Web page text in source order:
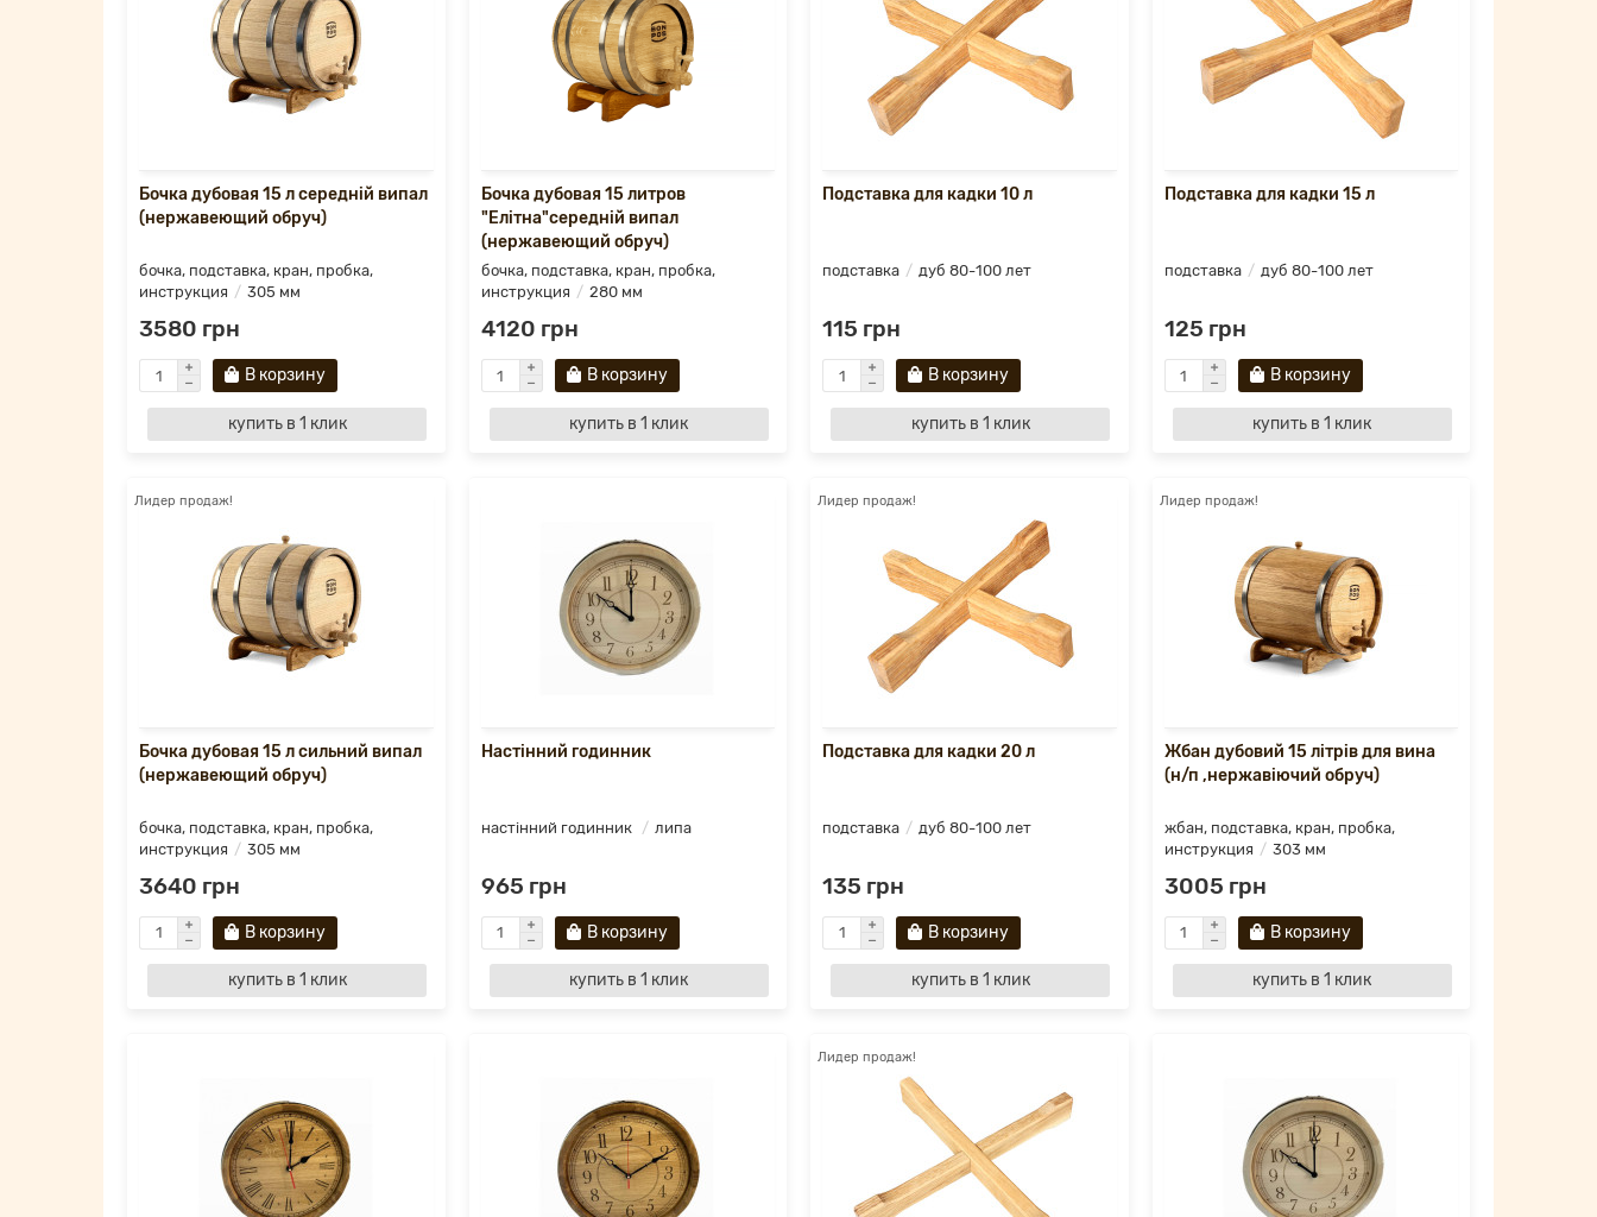
Бочка дубовая 15 л середній випал
(нержавеющий обруч)
бочка, подставка, кран, пробка,
инструкция
305 мм
3580 грн
В корзину
купить в 1 клик
Бочка дубовая 15 литров
"Елітна"середній випал
(нержавеющий обруч)
бочка, подставка, кран, пробка,
инструкция
280 мм
4120 грн
В корзину
купить в 1 клик
Подставка для кадки 10 л
подставка дуб 80-100 лет
115 грн
В корзину
купить в 1 клик
Подставка для кадки 15 л
подставка дуб 80-100 лет
125 грн
В корзину
купить в 1 клик
Лидер продаж!
Бочка дубовая 15 л сильний випал
(нержавеющий обруч)
бочка, подставка, кран, пробка,
инструкция
305 мм
3640 грн
В корзину
купить в 1 клик
Настінний годинник
настінний годинник липа
965 грн
В корзину
купить в 1 клик
Лидер продаж!
Подставка для кадки 20 л
подставка дуб 80-100 лет
135 грн
В корзину
купить в 1 клик
Лидер продаж!
Жбан дубовий 15 літрів для вина
(н/п ,нержавіючий обруч)
жбан, подставка, кран, пробка,
инструкция
303 мм
3005 грн
В корзину
купить в 1 клик
Лидер продаж!